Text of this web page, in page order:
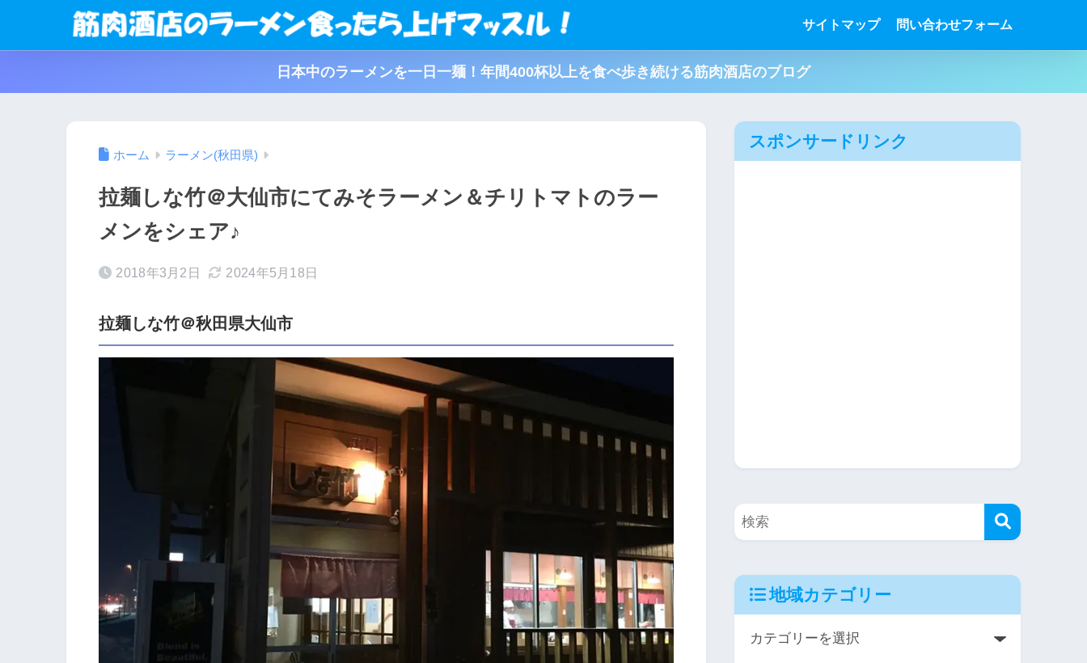
サイトマップ 問い合わせフォーム
日本中のラーメンを一日一麺！年間400杯以上を食べ歩き続ける筋肉酒店のブログ
ホーム ラーメン(秋田県)
拉麺しな竹＠大仙市にてみそラーメン＆チリトマトのラー
メンをシェア♪
2018年3月2日 2024年5月18日
拉麺しな竹＠秋田県大仙市
スポンサードリンク
地域カテゴリー